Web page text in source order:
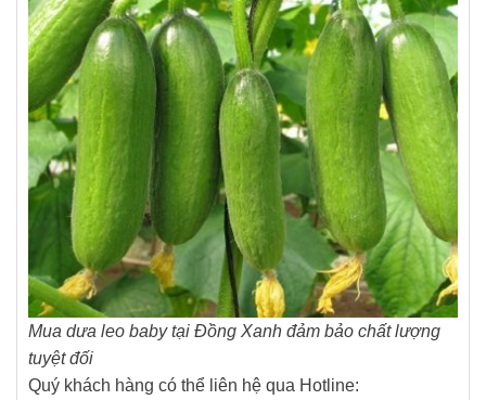
Mua dưa leo baby tại Đồng Xanh đảm bảo chất lượng
tuyệt đối
Quý khách hàng có thể liên hệ qua Hotline: